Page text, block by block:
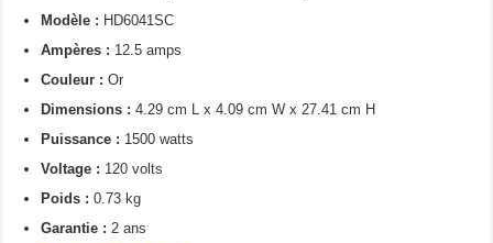
Modèle : HD6041SC
Ampères : 12.5 amps
Couleur : Or
Dimensions : 4.29 cm L x 4.09 cm W x 27.41 cm H
Puissance : 1500 watts
Voltage : 120 volts
Poids : 0.73 kg
Garantie : 2 ans